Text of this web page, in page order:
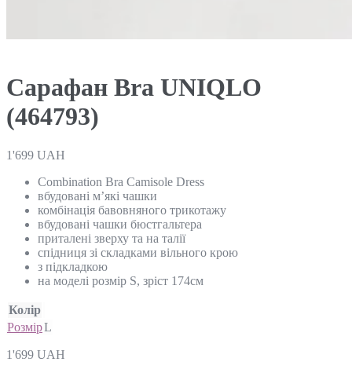
Сарафан Bra UNIQLO
(464793)
1'699 UAH
Combination Bra Camisole Dress
вбудовані м’які чашки
комбінація бавовняного трикотажу
вбудовані чашки бюстгальтера
приталені зверху та на талії
спідниця зі складками вільного крою
з підкладкою
на моделі розмір S, зріст 174см
Колір
РозмірL
1'699 UAH